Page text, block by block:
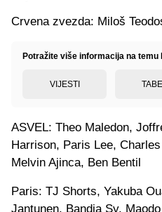
Crvena zvezda: Miloš
Potražite više informacija na temu
VIJESTI
ASVEL: Theo Maledon,
Harrison, Paris Lee,
Melvin Ajinca, Ben Bentil
Paris: TJ Shorts, Yakuba
Jantunen, Bandja Sy,